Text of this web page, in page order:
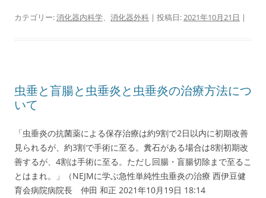
カテゴリー:消化器内科学、 消化器外科 | 投稿日:2021年10月21日 |
虫垂と盲腸と虫垂炎と虫垂炎の治療方法につ
いて
「虫垂炎の抗菌薬による保存治療は約9割で2日以内に初期改善
見られるが、約3割で手術に至る。糞石がある場合は8割初期改
善するが、4割は手術に至る。ただし回腸・盲腸切除まで至るこ
とはまれ。」（NEJMに学ぶ急性単純性虫垂炎の治療 西伊豆健
育会病院病院長 仲田 和正 2021年10月19日 18:14